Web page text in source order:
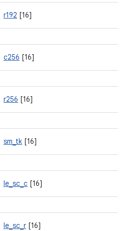
r192 [16]
c256 [16]
r256 [16]
sm_tk [16]
le_sc_c [16]
le_sc_r [16]